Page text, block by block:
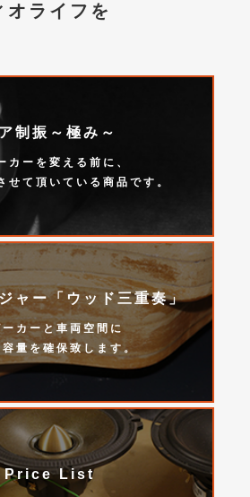
オライフを
ア制振～極み～
カーを変える前に、
せて頂いている商品です。
ャー「ウッド三重奏」
カーと車両空間に
量を確保致します。
Price List